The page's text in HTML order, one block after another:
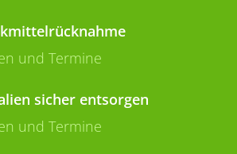
und Termine
sicher entsorgen
und Termine